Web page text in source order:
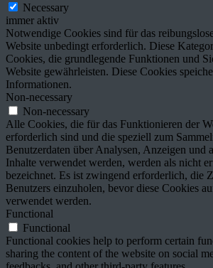
Necessary
immer aktiv
Notwendige Cookies sind für das
Website unbedingt erforderlich. Diese
Cookies, die grundlegende Funktionen und
Website gewährleisten. Diese Cookies
Informationen.
Non-necessary
Non-necessary
Alle Cookies, die für das Funktionieren der
erforderlich sind und die speziell zum
Benutzerdaten über Analysen, Anzeigen und
Inhalte verwendet werden, werden als nicht
bezeichnet. Es ist zwingend erforderlich, die
Benutzers einzuholen, bevor diese Cookies
verwendet werden.
Functional
Functional
Functional cookies help to perform certain
sharing the content of the website on social